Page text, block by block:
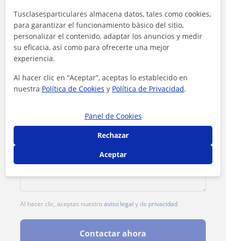
1ª clase gratis
Al hacer clic, aceptas nuestroaviso legal y de privacidad
Contactar ahora
Tusclasesparticulares almacena datos, tales como cookies,
para garantizar el funcionamiento básico del sitio,
personalizar el contenido, adaptar los anuncios y medir
su eficacia, así como para ofrecerte una mejor
experiencia.
Al hacer clic en “Aceptar”, aceptas lo establecido en
nuestra Política de Cookies y Política de Privacidad.
Panel de Cookies
Rechazar
Aceptar